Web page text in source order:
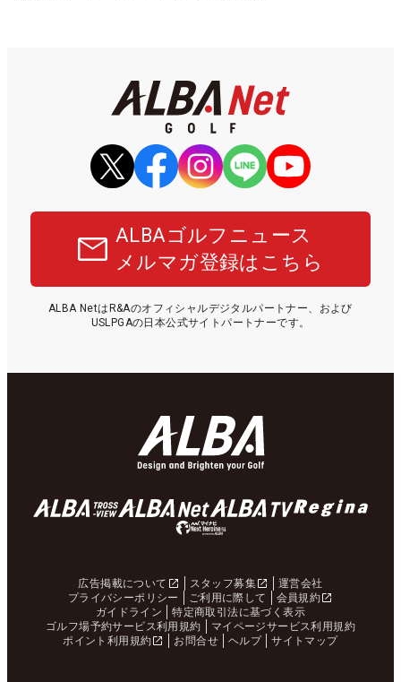
ALBAゴルフニュース
メルマガ登録はこちら
ALBA NetはR&Aのオフィシャルデジタルパートナー、および
USLPGAの日本公式サイトパートナーです。
広告掲載について スタッフ募集
運営会社
プライバシーポリシー
ご利用に際して
会員規約
ガイドライン
特定商取引法に基づく表示
ゴルフ場予約サービス利用規約
マイページサービス利用規約
ポイント利用規約
お問合せ ヘルプ サイトマップ